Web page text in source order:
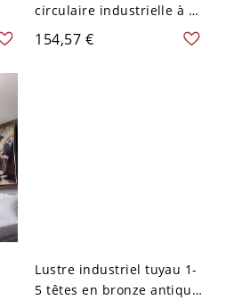
circulaire industrielle à 2
ampoules montée au
plafond pour restaurant
154,57 €
Lustre industriel tuyau 1-
5 têtes en bronze antique